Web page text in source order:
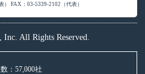
） FAX：03-5339-2102（代表）
All Rights Reserved.
：57,000社